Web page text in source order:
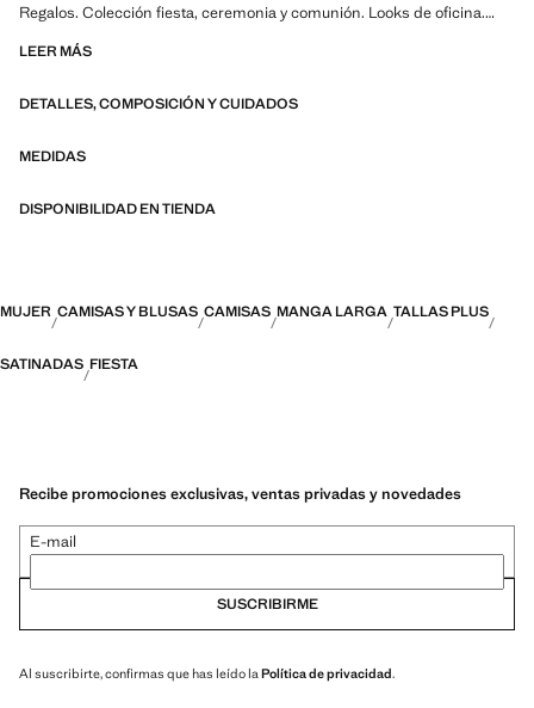
Regalos. Colección fiesta, ceremonia y comunión. Looks de oficina.
Largo Standard. Largo manga Larga. Diseño estándar. Silueta Recto.
Delantero. Tejido ligero. Cuello solapa Camisero. Estampado Rayas.
Estampado Sin Estampado. Fantasia Sin Fantasía. Regular fit
LEER MÁS
DETALLES, COMPOSICIÓN Y CUIDADOS
MEDIDAS
DISPONIBILIDAD EN TIENDA
MUJER CAMISAS Y BLUSAS CAMISAS MANGA LARGA TALLAS PLUS
SATINADAS FIESTA
Recibe promociones exclusivas, ventas privadas y novedades
E-mail
SUSCRIBIRME
Al suscribirte, confirmas que has leído la Política de privacidad.